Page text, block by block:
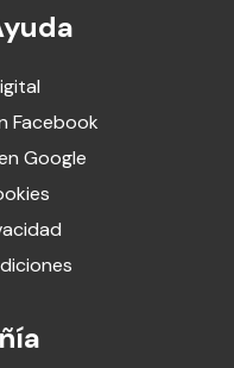
Facebook
Google